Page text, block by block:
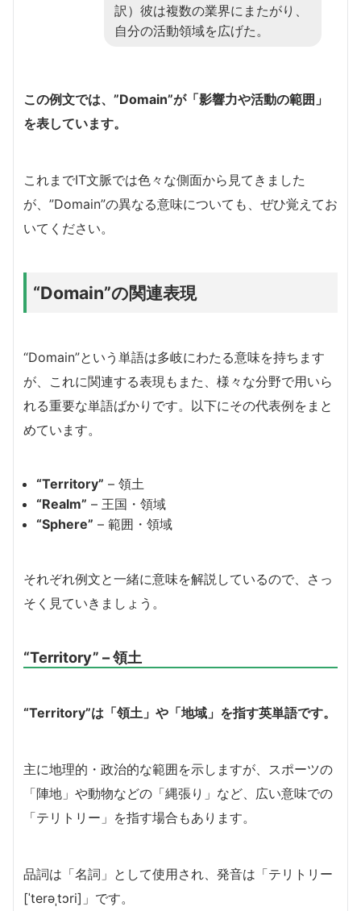
訳）彼は複数の業界にまたがり、
自分の活動領域を広げた。
この例文では、”Domain”が「影響力や活動の範囲」
を表しています。
これまでIT文脈では色々な側面から見てきました
が、”Domain”の異なる意味についても、ぜひ覚えてお
いてください。
“Domain”の関連表現
“Domain”という単語は多岐にわたる意味を持ちます
が、これに関連する表現もまた、様々な分野で用いら
れる重要な単語ばかりです。以下にその代表例をまと
めています。
“Territory” – 領土
“Realm” – 王国・領域
“Sphere” – 範囲・領域
それぞれ例文と一緒に意味を解説しているので、さっ
そく見ていきましょう。
“Territory” – 領土
“Territory”は「領土」や「地域」を指す英単語です。
主に地理的・政治的な範囲を示しますが、スポーツの
「陣地」や動物などの「縄張り」など、広い意味での
「テリトリー」を指す場合もあります。
品詞は「名詞」として使用され、発音は「テリトリー
[ˈterəˌtɔri]」です。